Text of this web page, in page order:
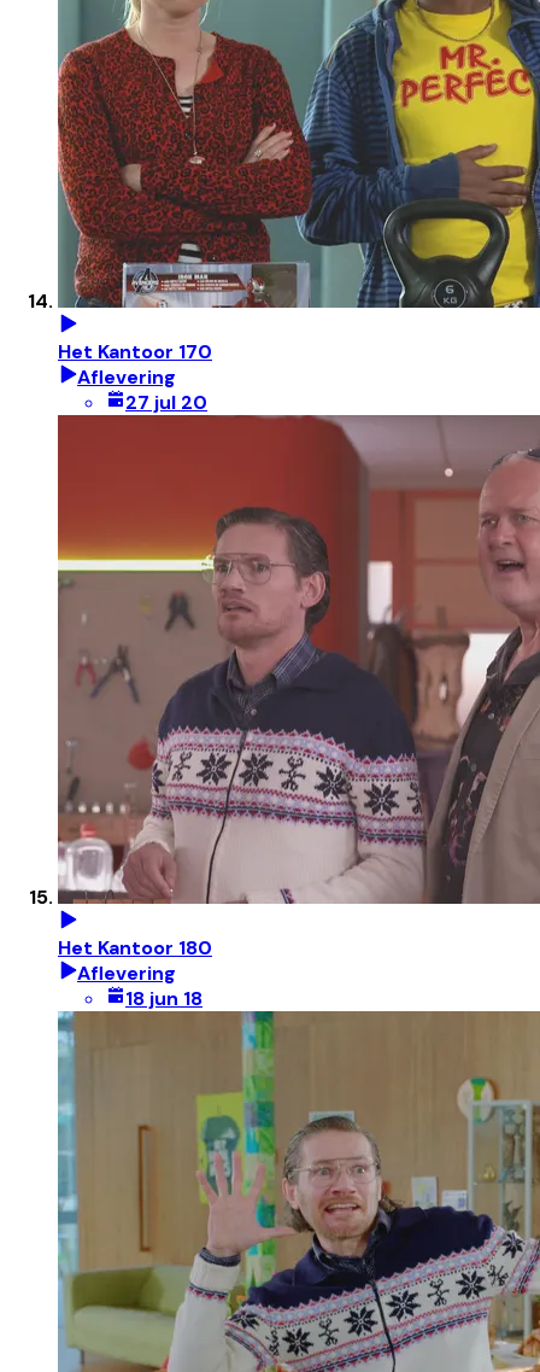
Het Kantoor 170
Aflevering
27 jul 20
Het Kantoor 180
Aflevering
18 jun 18